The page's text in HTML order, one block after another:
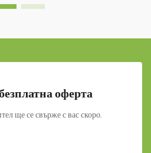
оферта
ще се свърже с вас скоро.